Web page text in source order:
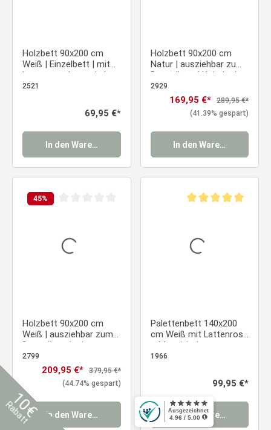
Holzbett 90x200 cm
Weiß | Einzelbett | mit
Lattenrost | massiv |
Kind Jugend Gast
2521
Regulärer Preis:
69,95 €*
In den Warenkorb
Holzbett 90x200 cm
Natur | ausziehbar zum
Doppelbett | Koje | mit
Lattenrost | Duo-Bett
kombinierbar
Verwandlungsbett
Multifunktionsbett
2929
Verkaufspreis:
169,95 €* Regulärer Preis:
289,95 €*
(41.39% gespart)
In den Warenkorb
45%
Holzbett 90x200 cm
Weiß | ausziehbar zum
Doppelbett | mit
Bettkasten | mit
Lattenrost |
Ausziehbett Duo-Bett
Funktionsbett
2799
Verkaufspreis:
209,95 €* Regulärer Preis:
379,95 €*
(44.74% gespart)
In den Warenkorb
Palettenbett 140x200
cm Weiß mit Lattenrost
– Massivholz
Doppelbett im
1966
Regulärer Preis:
99,95 €*
In den Warenkorb
10€
Rabatt